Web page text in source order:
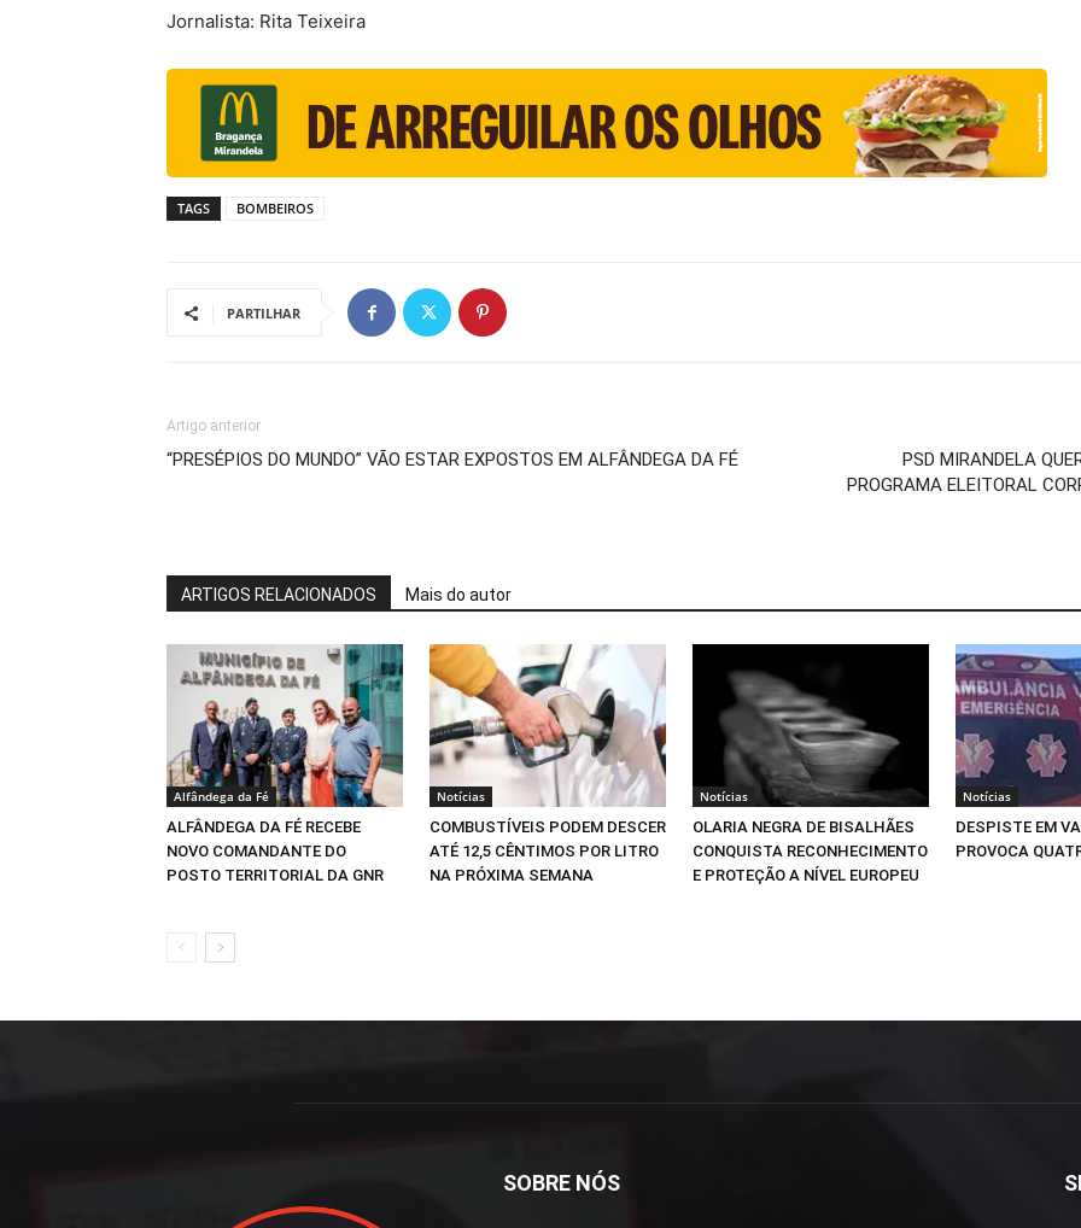
Jornalista: Rita Teixeira
TAGS BOMBEIROS
PARTILHAR
Artigo anterior
“PRESÉPIOS DO MUNDO” VÃO ESTAR EXPOSTOS EM ALFÂNDEGA DA FÉ
PSD MIRANDELA
PROGRAMA ELEITORAL
ARTIGOS RELACIONADOS Mais do autor
Alfândega da Fé
ALFÂNDEGA DA FÉ RECEBE
NOVO COMANDANTE DO
POSTO TERRITORIAL DA GNR
Notícias
COMBUSTÍVEIS PODEM DESCER
ATÉ 12,5 CÊNTIMOS POR LITRO
NA PRÓXIMA SEMANA
Notícias
OLARIA NEGRA DE BISALHÃES
CONQUISTA RECONHECIMENTO
E PROTEÇÃO A NÍVEL EUROPEU
Notícias
DESPISTE EM
PROVOCA
SOBRE NÓS